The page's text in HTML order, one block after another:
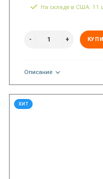
На складе в США: 11
Описание
ХИТ